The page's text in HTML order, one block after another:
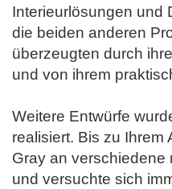
Interieurlösungen und
die beiden anderen
überzeugten durch
und von ihrem
Weitere Entwürfe
realisiert. Bis zu Ihrem
Gray an verschiedene
und versuchte sich